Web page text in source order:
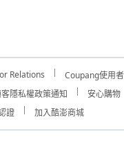
Relations Coupang使用
隱私權政策通知 安心購物
證
加入酷澎商城